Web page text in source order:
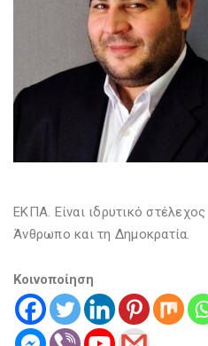
ΕΚΠΑ. Είναι ιδρυτικό
Άνθρωπο και τη Δημοκρατία.
Κοινοποίηση